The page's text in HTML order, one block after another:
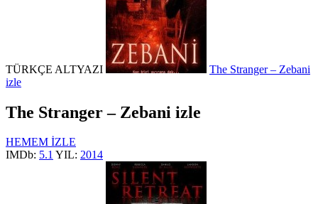
TÜRKÇE ALTYAZI
The Stranger – Zebani
izle
The Stranger – Zebani izle
HEMEM İZLE
IMDb: 5.1 YIL: 2014